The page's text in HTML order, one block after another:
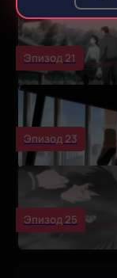
Эпизод 21
Эпизод 23
Эпизод 25